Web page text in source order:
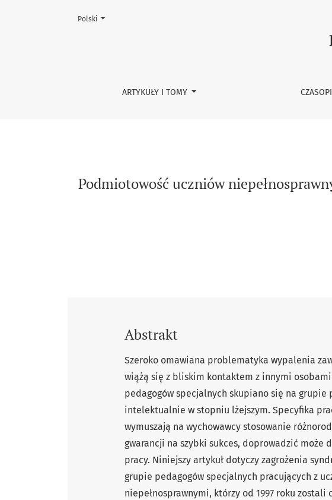
Podmiotowość uczniów niepełnosprawnych w świetle opinii
ARTYKUŁY I TOMY
Zmień język, obecnie wybrany to:
Polski
Podmiotowość uczniów
Abstrakt
Szeroko omawiana problematyka wypalenia
wiążą się z bliskim kontaktem z innymi
pedagogów specjalnych skupiano się na grupie
intelektualnie w stopniu lżejszym. Specyfika
wymuszają na wychowawcy stosowanie
gwarancji na szybki sukces, doprowadzić może
pracy. Niniejszy artykuł dotyczy zagrożenia
grupie pedagogów specjalnych pracujących z
niepełnosprawnymi, którzy od 1997 roku